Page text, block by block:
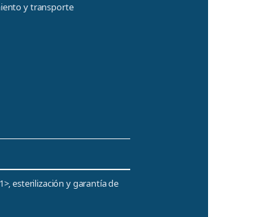
y transporte
esterilización y garantía de